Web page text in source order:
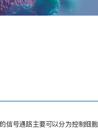
号通路主要可以分为控制